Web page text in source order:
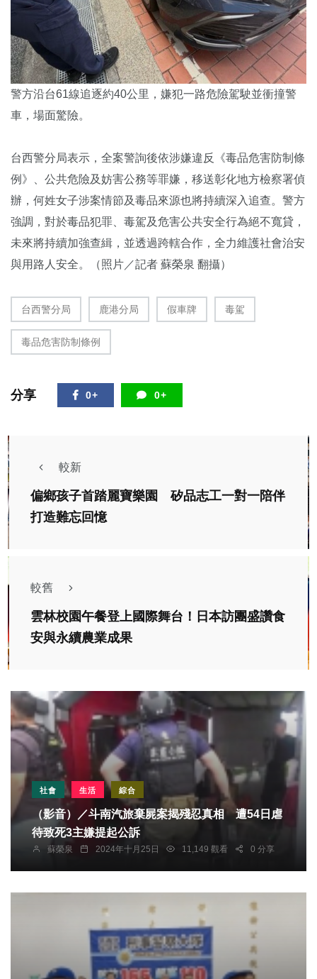
警方沿台61線追逐約40公里，嫌犯一路危險駕駛並衝撞警
車，場面驚險。
台西警分局表示，全案警詢後依涉嫌違反《毒品危害防制條
例》、公共危險及妨害公務等罪嫌，移送彰化地方檢察署偵
辦，何姓女子涉案情節及毒品來源也將持續深入追查。警方
強調，對於毒品犯罪、毒駕及危害公共安全行為絕不寬貸，
未來將持續加強查緝，並透過跨轄合作，全力維護社會治安
與用路人安全。（照片／記者 蘇榮泉 翻攝）
台西警分局 鹿港分局 假車牌 毒駕
毒品危害防制條例
分享 0+ 0+
較新
偏鄉孩子首踏麗寶樂園 矽品志工一對一陪伴
打造難忘回憶
較舊
雲林校園午餐登上國際舞台！日本訪團盛讚食
安與永續農業成果
社會 生活 綜合
（影音）／斗南汽旅棄屍案揭殘忍真相 遭54日虐
待致死3主嫌提起公訴
蘇榮泉 2024年十月25日 11,149 觀看 0 分享